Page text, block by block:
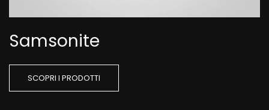
Samsonite
SCOPRI I PRODOTTI